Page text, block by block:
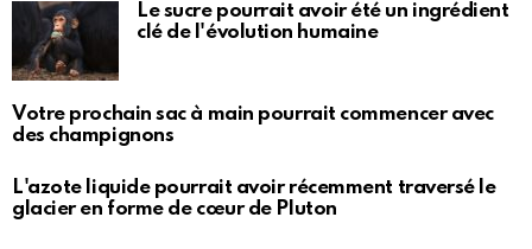
Le sucre pourrait avoir été un ingrédient
clé de l'évolution humaine
Votre prochain sac à main pourrait commencer avec
des champignons
L'azote liquide pourrait avoir récemment traversé le
glacier en forme de cœur de Pluton